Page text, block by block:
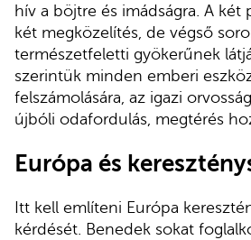
hív a böjtre és imádságra. A két
két megközelítés, de végső
természetfeletti gyökerűnek
szerintük minden emberi
felszámolására, az igazi
újbóli odafordulás, megtérés
Európa és
Itt kell említeni Európa
kérdését. Benedek sokat